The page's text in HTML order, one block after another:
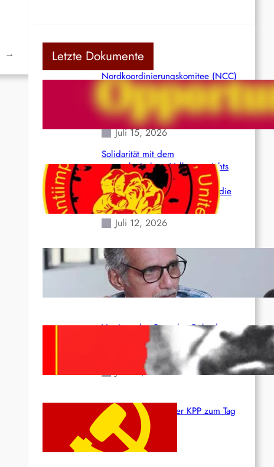
→ Letzte Dokumente
Nordkoordinierungskomitee (NCC)
der Kommunistischen Partei Indiens
(Maoistisch): Postmoderner
Opportunismus
Juli 15, 2026
Solidarität mit dem
venezolanischem Volk angesichts
der verlorenen Leben und der
katastrophalen Situation durch die
Erdbeben des 24. Juni!
Juli 12, 2026
Indien: „Die Politik der
Kapitulation“ von K. Murali (Ajith)
Juli 1, 2026
Vorsitzender Gonzalo: Gebt das
Leben für die Partei und die
Juni 19, 2026
Beschluss des ZK der KPP zum Tag
des Heldentums
Juni 19, 2026